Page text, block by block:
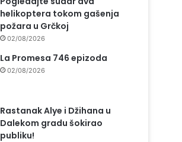
helikoptera tokom gašenja
požara u Grčkoj
02/08/2026
La Promesa 746 epizoda
02/08/2026
Rastanak Alye i Džihana u
Dalekom gradu šokirao
publiku!